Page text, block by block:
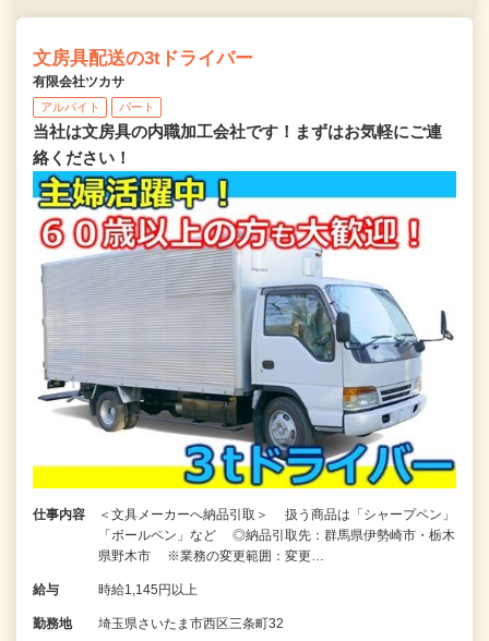
文房具配送の3tドライバー
有限会社ツカサ
アルバイト パート
当社は文房具の内職加工会社です！まずはお気軽にご連
絡ください！
仕事内容
＜文具メーカーへ納品引取＞ 扱う商品は「シャープペン」
「ボールペン」など ◎納品引取先：群馬県伊勢崎市・栃木
県野木市 ※業務の変更範囲：変更…
給与 時給1,145円以上
勤務地 埼玉県さいたま市西区三条町32